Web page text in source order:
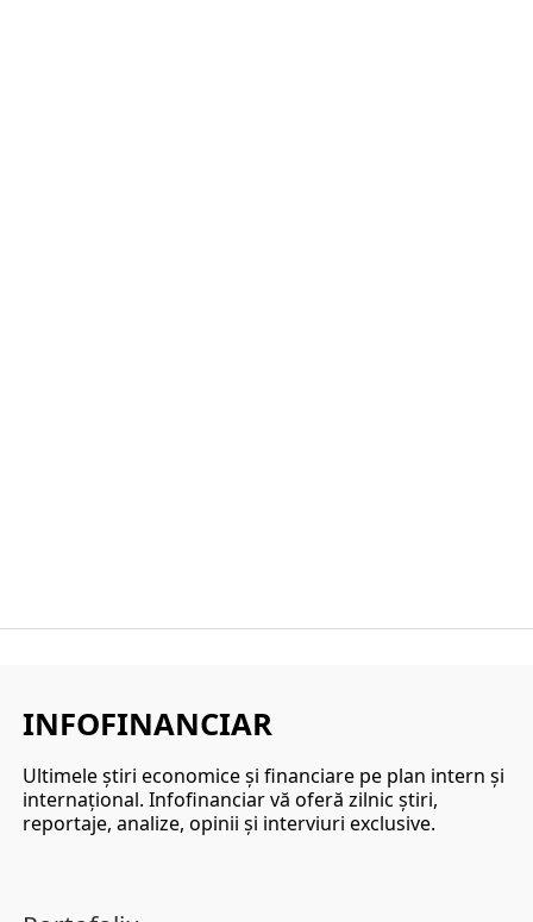
INFOFINANCIAR
Ultimele ştiri economice şi financiare pe plan intern şi
internaţional. Infofinanciar vă oferă zilnic ştiri,
reportaje, analize, opinii şi interviuri exclusive.